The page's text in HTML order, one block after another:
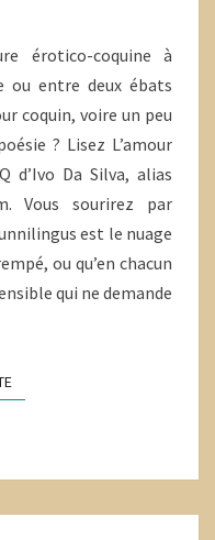
érotico-coquine à
entre deux ébats
coquin, voire un peu
? Lisez L’amour
Da Silva, alias
Vous sourirez par
est le nuage
ou qu’en chacun
qui ne demande
LIRE LA SUITE